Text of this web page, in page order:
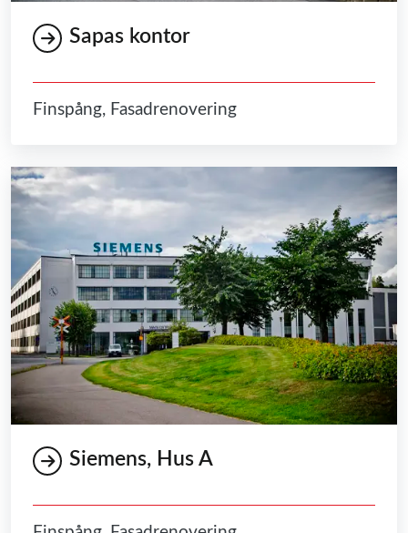
Sapas kontor
Finspång, Fasadrenovering
Siemens, Hus A